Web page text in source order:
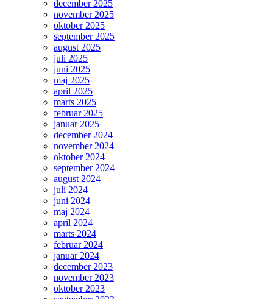
december 2025
november 2025
oktober 2025
september 2025
august 2025
juli 2025
juni 2025
maj 2025
april 2025
marts 2025
februar 2025
januar 2025
december 2024
november 2024
oktober 2024
september 2024
august 2024
juli 2024
juni 2024
maj 2024
april 2024
marts 2024
februar 2024
januar 2024
december 2023
november 2023
oktober 2023